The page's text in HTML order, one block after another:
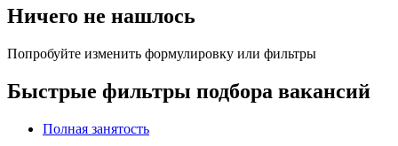
Ничего не нашлось
Попробуйте изменить формулировку или фильтры
Быстрые фильтры подбора вакансий
Полная занятость